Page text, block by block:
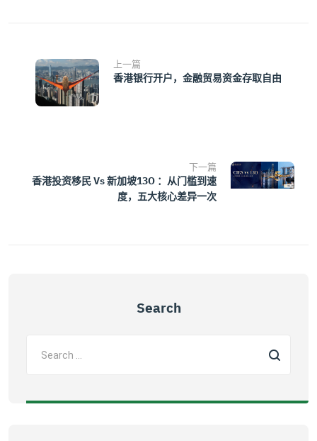
上一篇
香港银行开户，金融贸易资金存取自由
下一篇
香港投资移民 Vs 新加坡13O ：从门槛到速
度，五大核心差异一次
Search